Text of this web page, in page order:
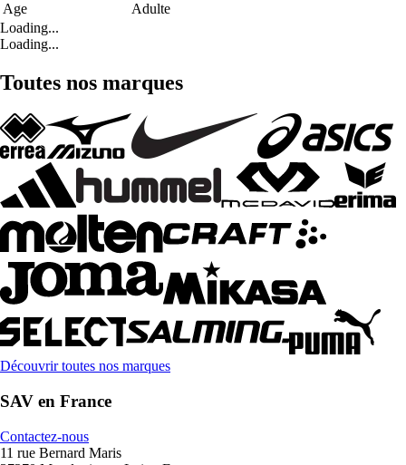
Age
Adulte
Loading...
Loading...
Toutes nos marques
Découvrir toutes nos marques
SAV en France
Contactez-nous
11 rue Bernard Maris